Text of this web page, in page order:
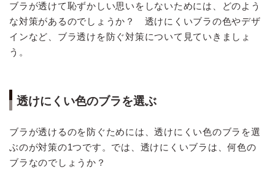
ブラが透けて恥ずかしい思いをしないためには、どのよう
な対策があるのでしょうか？ 透けにくいブラの色やデザ
インなど、ブラ透けを防ぐ対策について見ていきましょ
う。
透けにくい色のブラを選ぶ
ブラが透けるのを防ぐためには、透けにくい色のブラを選
ぶのが対策の1つです。では、透けにくいブラは、何色の
ブラなのでしょうか？